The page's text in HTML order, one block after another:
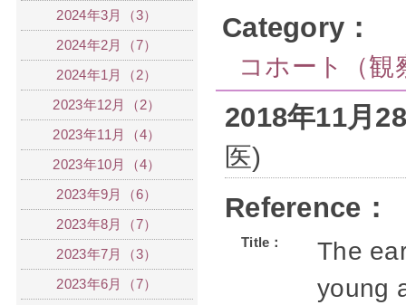
Category：
コホート（観
2018年11月
医)
Reference：
Title：
The
young
2024年3月（3）
2024年2月（7）
2024年1月（2）
2023年12月（2）
2023年11月（4）
2023年10月（4）
2023年9月（6）
2023年8月（7）
2023年7月（3）
2023年6月（7）